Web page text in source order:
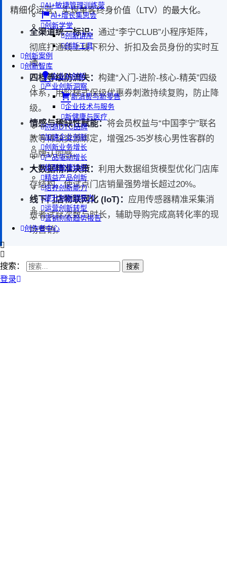
AI+敏捷管理训练营
AI+增长集思会
创新学堂
创新讲座
创新工具
创新案例
创新智库
企业AI创新
产业创新洞察
新消费与新零售
企业技术与服务
新健康与医疗
创造DTC品牌
加速企业创新
创新业务增长
产品驱动增长
转型敏捷组织
精益产品创新
培养创新能力
提升创新领导力
运营创新转型
营销创新趋势报告
创作者中心
搜索：
登录
精细化运营，实现单客终身价值（LTV）的最大化。
全渠道统一标识： 通过“李宁CLUB”小程序矩阵，
彻底打通线上线下积分、折扣及会员身份的实时互
通。
四档等级防流失： 构建“入门-进阶-核心-精英”四级
体系，用阶梯式保级优惠券刺激持续复购，防止降
级。
情感与稀缺性赋能：将会员权益与“中国李宁”联名
款等稀缺资源绑定，增强25-35岁核心男性客群的
品牌认同感。
大数据精准决策： 利用大数据组货模型优化门店库
存结构，使试点门店销量强势增长超过20%。
线下门店物联网化 (IoT)： 应用传感器精准采集消
费者试穿次数与时长，辅助导购完成高转化率的现
场营销。